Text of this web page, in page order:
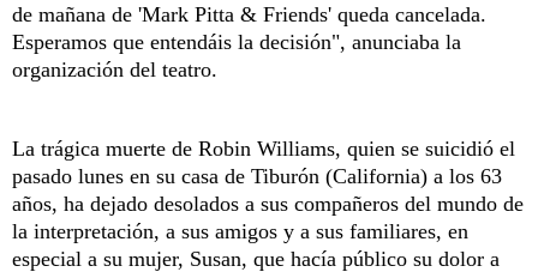
de mañana de 'Mark Pitta & Friends' queda cancelada.
Esperamos que entendáis la decisión", anunciaba la
organización del teatro.
La trágica muerte de Robin Williams, quien se suicidió el
pasado lunes en su casa de Tiburón (California) a los 63
años, ha dejado desolados a sus compañeros del mundo de
la interpretación, a sus amigos y a sus familiares, en
especial a su mujer, Susan, que hacía público su dolor a